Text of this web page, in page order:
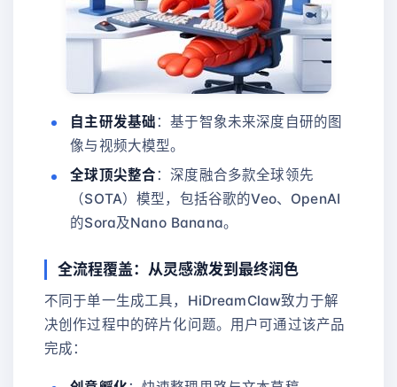
自主研发基础：基于智象未来深度自研的图
像与视频大模型。
全球顶尖整合：深度融合多款全球领先
（SOTA）模型，包括谷歌的Veo、OpenAI
的Sora及Nano Banana。
全流程覆盖：从灵感激发到最终润色
不同于单一生成工具，HiDreamClaw致力于解
决创作过程中的碎片化问题。用户可通过该产品
完成：